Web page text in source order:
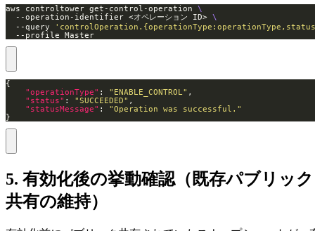
aws controltower get-control-operation
  --operation-identifier <オペレーション ID>
  --query
  --profile Master
"operationType" : "ENABLE_CONTROL"
"status" : "SUCCEEDED"
"statusMessage" : "Operation was successful."
}
5. 有効化後の挙動確認（既存パブリック
共有の維持）